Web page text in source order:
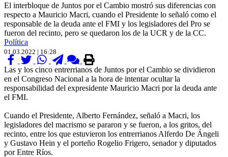
El interbloque de Juntos por el Cambio mostró sus diferencias con
respecto a Mauricio Macri, cuando el Presidente lo señaló como el
responsable de la deuda ante el FMI y los legisladores del Pro se
fueron del recinto, pero se quedaron los de la UCR y de la CC.
Política
01.03.2022 | 16:28
Las y los cinco entrerrianos de Juntos por el Cambio se dividieron
en el Congreso Nacional a la hora de intentar ocultar la
responsabilidad del expresidente Mauricio Macri por la deuda ante
el FMI.
Cuando el Presidente, Alberto Fernández, señaló a Macri, los
legisladores del macrismo se pararon y se fueron, a los gritos, del
recinto, entre los que estuvieron los entrerrianos Alferdo De Ángeli
y Gustavo Hein y el porteño Rogelio Frigero, senador y diputados
por Entre Ríos.